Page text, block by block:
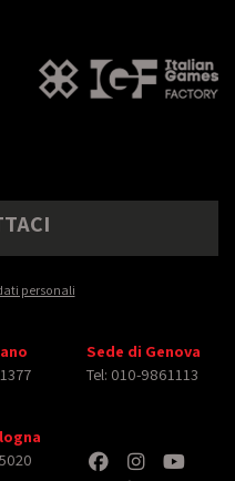
personali
Sede di Genova
Tel: 010-9861113